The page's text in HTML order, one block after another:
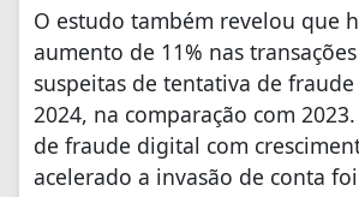
O estudo também revelou que
aumento de 11% nas
suspeitas de tentativa de
2024, na comparação com
de fraude digital com
acelerado a invasão de conta